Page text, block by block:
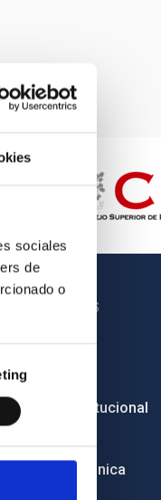
sociales
de
o
OTROS ENLACES
Empleo
Licitaciones
Imagen institucional
Sede electrónica